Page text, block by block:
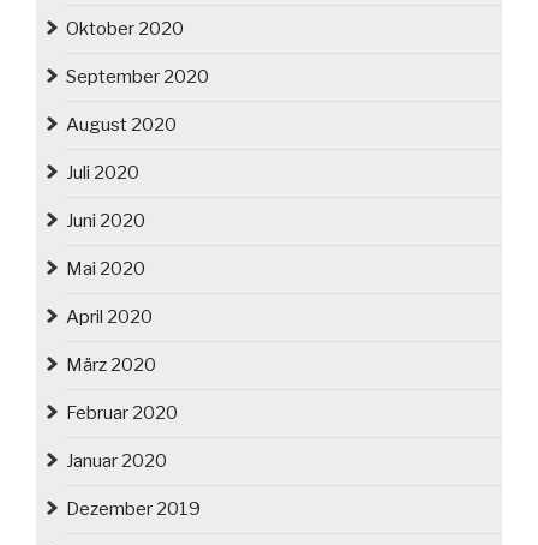
Oktober 2020
September 2020
August 2020
Juli 2020
Juni 2020
Mai 2020
April 2020
März 2020
Februar 2020
Januar 2020
Dezember 2019